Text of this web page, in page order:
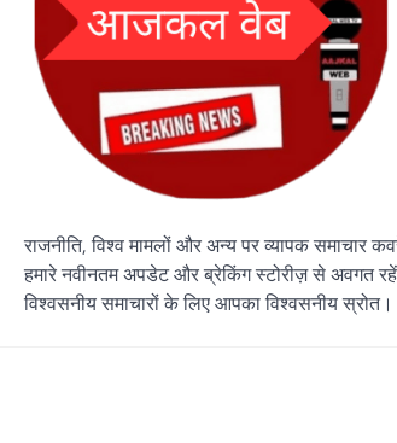
राजनीति, विश्व मामलों और अन्य पर व्यापक समाचार
हमारे नवीनतम अपडेट और ब्रेकिंग स्टोरीज़ से अवगत
विश्वसनीय समाचारों के लिए आपका विश्वसनीय स्रोत।